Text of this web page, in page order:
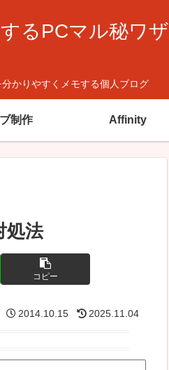
るPCマル秘ワザ
かりやすくメモする個人ブログ
制作 Affinity
処法
コピー
2014.10.15 2025.11.04